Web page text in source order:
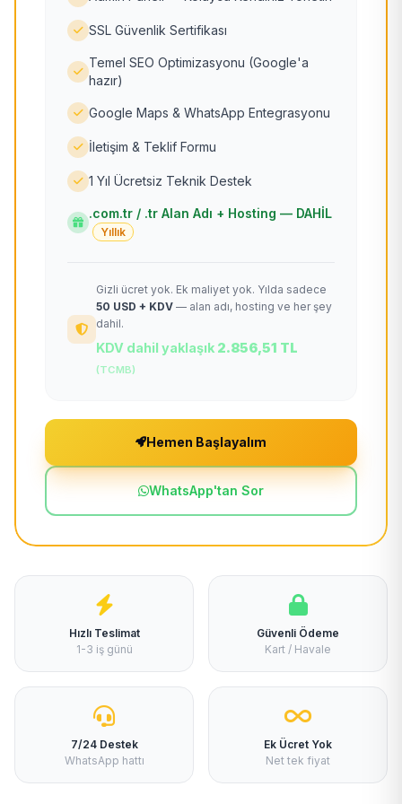
SSL Güvenlik Sertifikası
Temel SEO Optimizasyonu (Google'a
hazır)
Google Maps & WhatsApp Entegrasyonu
İletişim & Teklif Formu
1 Yıl Ücretsiz Teknik Destek
.com.tr / .tr Alan Adı + Hosting — DAHİL
Yıllık
Gizli ücret yok. Ek maliyet yok. Yılda sadece
50 USD + KDV — alan adı, hosting ve her şey
dahil.
KDV dahil yaklaşık 2.856,51 TL
(TCMB)
Hemen Başlayalım
WhatsApp'tan Sor
Hızlı Teslimat
1-3 iş günü
Güvenli Ödeme
Kart / Havale
7/24 Destek
WhatsApp hattı
Ek Ücret Yok
Net tek fiyat